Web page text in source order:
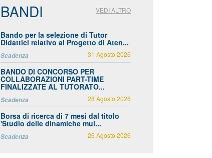
BANDI VEDI ALTRO
Bando per la selezione di Tutor
Didattici relativo al Progetto di Aten...
Scadenza 31 Agosto 2026
BANDO DI CONCORSO PER
COLLABORAZIONI PART-TIME
FINALIZZATE AL TUTORATO...
Scadenza 28 Agosto 2026
Borsa di ricerca di 7 mesi dal titolo
'Studio delle dinamiche mul...
Scadenza 26 Agosto 2026